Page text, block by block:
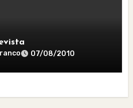
07/08/2010